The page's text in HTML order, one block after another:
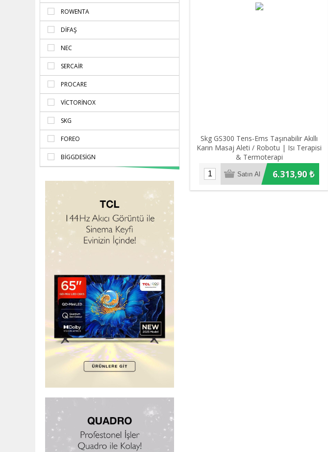
ROWENTA
DIFAŞ
NEC
SERCAIR
PROCARE
VICTORINOX
SKG
FOREO
BIGGDESIGN
Skg GS300 Tens-Ems Taşınabilir Akıllı
Karın Masaj Aleti / Robotu | Isı Terapisi
& Termoterapi
6.313,90 ₺